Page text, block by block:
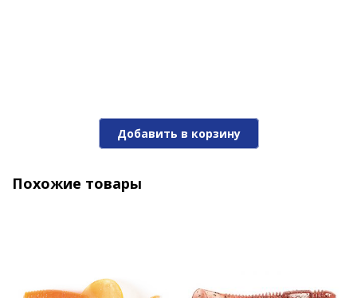
330 ₽
Добавить в корзину
Похожие товары